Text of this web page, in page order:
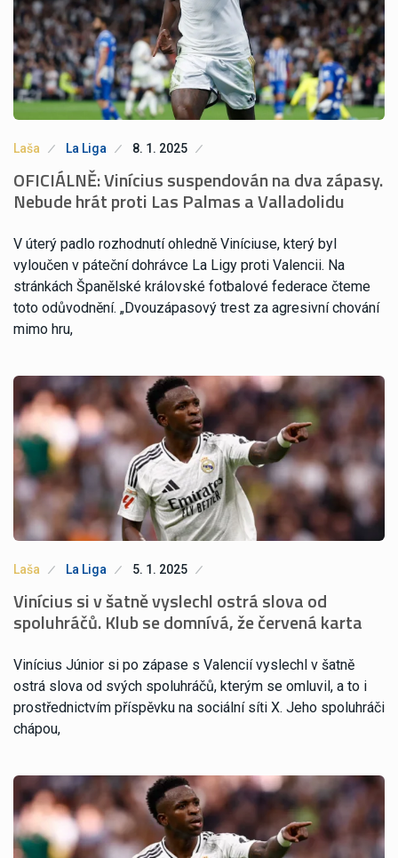
Laša La Liga 8. 1. 2025
OFICIÁLNĚ: Vinícius suspendován na dva zápasy.
Nebude hrát proti Las Palmas a Valladolidu
V úterý padlo rozhodnutí ohledně Viníciuse, který byl
vyloučen v páteční dohrávce La Ligy proti Valencii. Na
stránkách Španělské královské fotbalové federace čteme
toto odůvodnění. „Dvouzápasový trest za agresivní chování
mimo hru,
Laša La Liga 5. 1. 2025
Vinícius si v šatně vyslechl ostrá slova od
spoluhráčů. Klub se domnívá, že červená karta
Vinícius Júnior si po zápase s Valencií vyslechl v šatně
ostrá slova od svých spoluhráčů, kterým se omluvil, a to i
prostřednictvím příspěvku na sociální síti X. Jeho spoluhráči
chápou,